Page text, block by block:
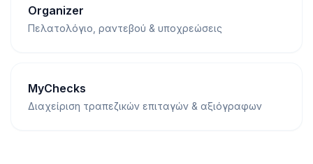
Organizer
Πελατολόγιο, ραντεβού & υποχρεώσεις
MyChecks
Διαχείριση τραπεζικών επιταγών & αξιόγραφων